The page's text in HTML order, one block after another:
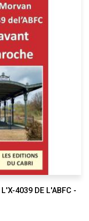
L'X-4039 DE L'ABFC -